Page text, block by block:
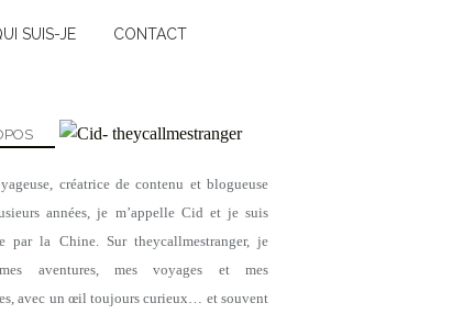
SUIS-JE CONTACT
créatrice de contenu et blogueuse
années, je m’appelle Cid et je suis
par la Chine. Sur theycallmestranger, je
aventures, mes voyages et mes
avec un œil toujours curieux… et souvent